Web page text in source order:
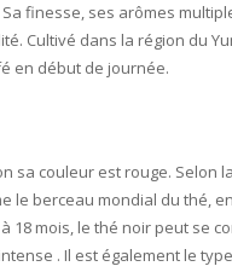
finesse, ses arômes
Cultivé dans la région du
en début de journée.
sa couleur est rouge. Selon
le berceau mondial du thé,
mois, le thé noir peut se
. Il est également le